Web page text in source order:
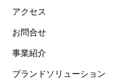
アクセス
お問合せ
事業紹介
ブランドソリューション